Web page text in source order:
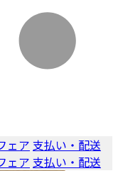
ェア 支払い・配送
ェア 支払い・配送